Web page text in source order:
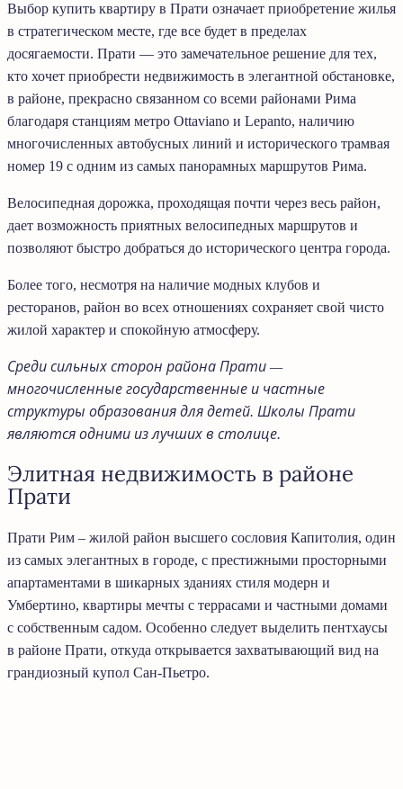
Выбор купить квартиру в Прати означает приобретение жилья
в стратегическом месте, где все будет в пределах
досягаемости. Прати — это замечательное решение для тех,
кто хочет приобрести недвижимость в элегантной обстановке,
в районе, прекрасно связанном со всеми районами Рима
благодаря станциям метро Ottaviano и Lepanto, наличию
многочисленных автобусных линий и исторического трамвая
номер 19 с одним из самых панорамных маршрутов Рима.
Велосипедная дорожка, проходящая почти через весь район,
дает возможность приятных велосипедных маршрутов и
позволяют быстро добраться до исторического центра города.
Более того, несмотря на наличие модных клубов и
ресторанов, район во всех отношениях сохраняет свой чисто
жилой характер и спокойную атмосферу.
Среди сильных сторон района Прати —
многочисленные государственные и частные
структуры образования для детей. Школы Прати
являются одними из лучших в столице.
Элитная недвижимость в районе
Прати
Прати Рим – жилой район высшего сословия Капитолия, один
из самых элегантных в городе, с престижными просторными
апартаментами в шикарных зданиях стиля модерн и
Умбертино, квартиры мечты с террасами и частными домами
с собственным садом. Особенно следует выделить пентхаусы
в районе Прати, откуда открывается захватывающий вид на
грандиозный купол Сан-Пьетро.